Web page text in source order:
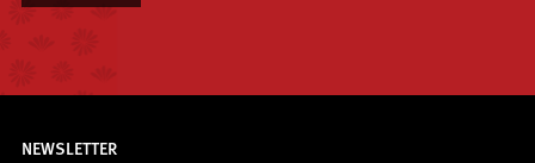
NEWSLETTER